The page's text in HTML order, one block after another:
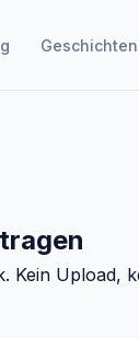
Geschichten
Kein